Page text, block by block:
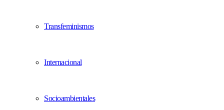
Transfeminismos
Internacional
Socioambientales